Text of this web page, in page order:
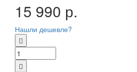
15 990 р.
Нашли дешевле?